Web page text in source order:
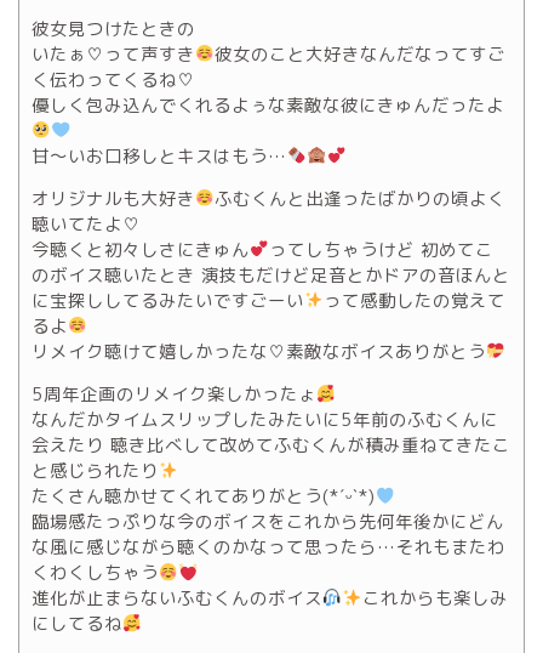
彼女見つけたときの
いたぁ♡って声すき
彼女のこと大好きなんだなってすご
く伝わってくるね♡
優しく包み込んでくれるよぅな素敵な彼にきゅんだったよ
甘〜いお口移しとキスはもう…
オリジナルも大好き
ふむくんと出逢ったばかりの頃よく
聴いてたよ♡
今聴くと初々しさにきゅん
ってしちゃうけど 初めてこ
のボイス聴いたとき 演技もだけど足音とかドアの音ほんと
に宝探ししてるみたいですごーい
って感動したの覚えて
るよ
リメイク聴けて嬉しかったな♡素敵なボイスありがとう
5周年企画のリメイク楽しかったょ
なんだかタイムスリップしたみたいに5年前のふむくんに
会えたり 聴き比べして改めてふむくんが積み重ねてきたこ
と感じられたり
たくさん聴かせてくれてありがとう(*ˊᵕˋ*)
臨場感たっぷりな今のボイスをこれから先何年後かにどん
な風に感じながら聴くのかなって思ったら…それもまたわ
くわくしちゃう
進化が止まらないふむくんのボイス
これからも楽しみ
にしてるね